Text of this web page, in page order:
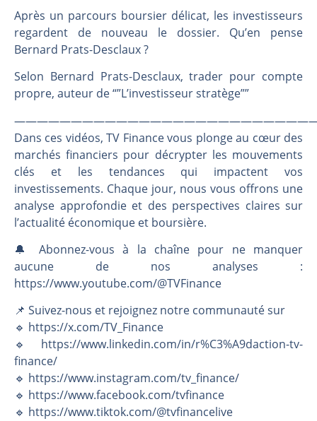
Pourquoi le monde entier vacille en même temps cette semaine ? | par Louis-Antoine Michelet
Après un parcours boursier délicat, les investisseurs
regardent de nouveau le dossier. Qu’en pense
Bernard Prats-Desclaux ?
Selon Bernard Prats-Desclaux, trader pour compte
propre, auteur de “”L’investisseur stratège””
Dans ces vidéos, TV Finance vous plonge au cœur des
marchés financiers pour décrypter les mouvements
clés et les tendances qui impactent vos
investissements. Chaque jour, nous vous offrons une
analyse approfondie et des perspectives claires sur
l’actualité économique et boursière.
🔔 Abonnez-vous à la chaîne pour ne manquer
aucune de nos analyses :
https://www.youtube.com/@TVFinance
📌 Suivez-nous et rejoignez notre communauté sur
🔹 https://x.com/TV_Finance
🔹 https://www.linkedin.com/in/r%C3%A9daction-tv-
finance/
🔹 https://www.instagram.com/tv_finance/
🔹 https://www.facebook.com/tvfinance
🔹 https://www.tiktok.com/@tvfinancelive